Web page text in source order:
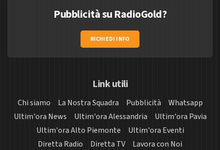
Pubblicità su RadioGold?
RICHIEDI INFO
Link utili
Chi siamo La Nostra Squadra Pubblicità
Whatsapp
Ultim'ora News
Ultim'ora Alessandria
Ultim'ora Pavia
Ultim'ora Alto Piemonte
Ultim'ora Eventi
Diretta Radio
Diretta TV Lavora con Noi